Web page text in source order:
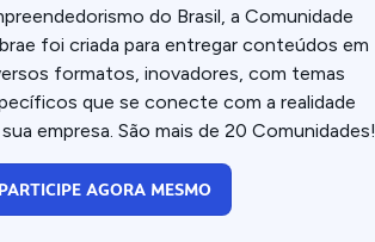
do Brasil, a Comunidade
foi criada para entregar conteúdos em
formatos, inovadores, com temas
que se conecte com a realidade
empresa. São mais de 20 Comunidades!
PARTICIPE AGORA MESMO